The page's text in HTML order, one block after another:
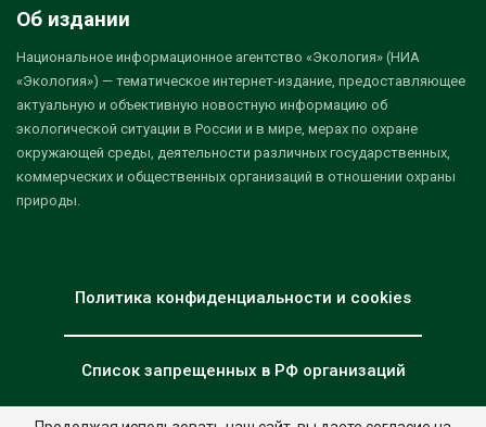
Об издании
Национальное информационное агентство «Экология» (НИА
«Экология») — тематическое интернет-издание, предоставляющее
актуальную и объективную новостную информацию об
экологической ситуации в России и в мире, мерах по охране
окружающей среды, деятельности различных государственных,
коммерческих и общественных организаций в отношении охраны
природы.
Политика конфиденциальности и cookies
Список запрещенных в РФ организаций